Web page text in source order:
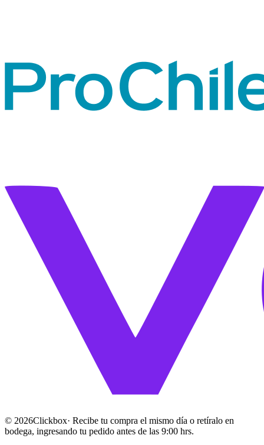
© 2026Clickbox· Recibe tu compra el mismo día o retíralo en
bodega, ingresando tu pedido antes de las 9:00 hrs.